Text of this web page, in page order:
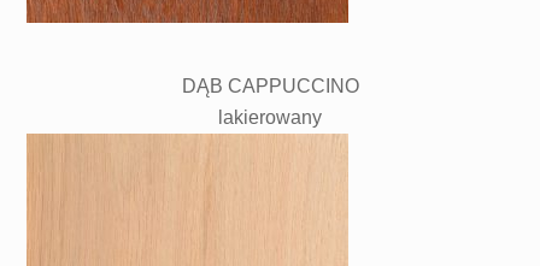
DĄB CAPPUCCINO
lakierowany